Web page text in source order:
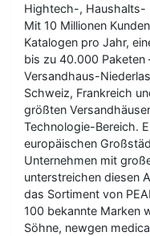
Hightech-, Haushalts-
Mit 10 Millionen
Katalogen pro Jahr,
bis zu 40.000 Paketen
Versandhaus-
Schweiz, Frankreich
größten
Technologie-Bereich.
europäischen
Unternehmen mit
unterstreichen diesen
das Sortiment von
100 bekannte Marken
Söhne, newgen